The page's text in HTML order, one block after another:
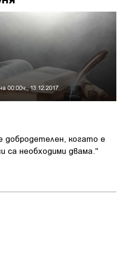
00:00ч., 13.12.2017
добродетелен, когато е
са необходими двама."